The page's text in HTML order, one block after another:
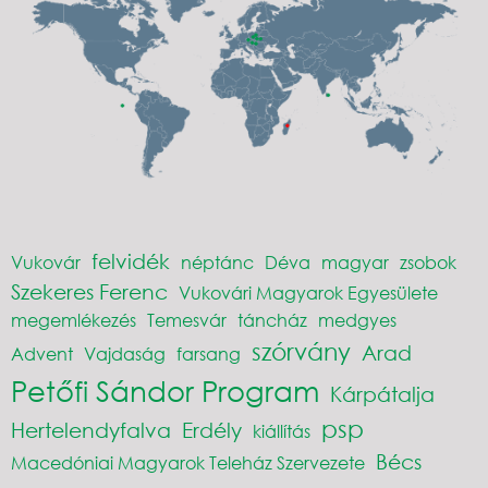
Vukovár felvidék néptánc Déva magyar zsobok
Szekeres Ferenc Vukovári Magyarok Egyesülete
megemlékezés Temesvár táncház medgyes
Advent Vajdaság farsang szórvány Arad
Petőfi Sándor Program Kárpátalja
Hertelendyfalva Erdély kiállítás psp
Macedóniai Magyarok Teleház Szervezete Bécs